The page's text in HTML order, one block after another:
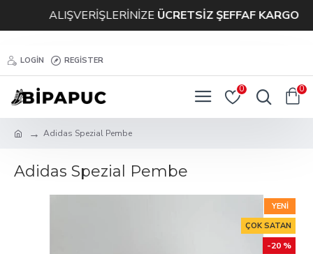
ALIŞVERİŞLERİNİZEÜCRETSİZ ŞEFFAF KARGO
LOGIN REGISTER
0 0
Adidas Spezial Pembe
Adidas Spezial Pembe
YENI
ÇOK SATAN
-20 %